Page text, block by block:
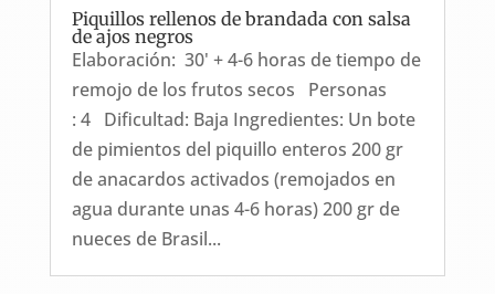
Piquillos rellenos de brandada con salsa
de ajos negros
Elaboración: 30' + 4-6 horas de tiempo de
remojo de los frutos secos Personas
: 4 Dificultad: Baja Ingredientes: Un bote
de pimientos del piquillo enteros 200 gr
de anacardos activados (remojados en
agua durante unas 4-6 horas) 200 gr de
nueces de Brasil...